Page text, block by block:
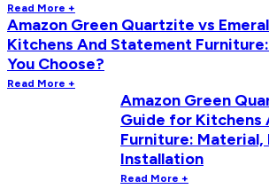
Read More +
Amazon Green Quartzite vs
Kitchens And Statement
You Choose?
Read More +
Amazon Green
Guide for Kitchens
Furniture: Material,
Installation
Read More +